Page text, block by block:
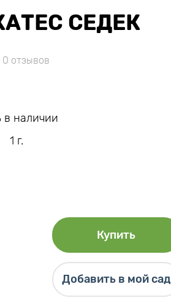
СЕДЕК
0 отзывов
в наличии
1 г.
Купить
Добавить в мой сад